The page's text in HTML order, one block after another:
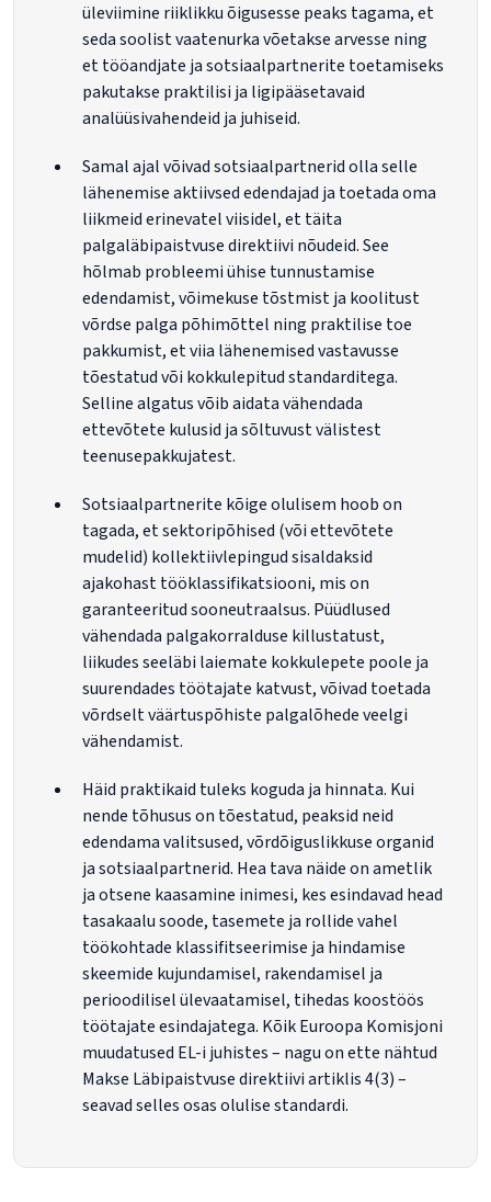
üleviimine riiklikku õigusesse peaks tagama, et
seda soolist vaatenurka võetakse arvesse ning
et tööandjate ja sotsiaalpartnerite toetamiseks
pakutakse praktilisi ja ligipääsetavaid
analüüsivahendeid ja juhiseid.
Samal ajal võivad sotsiaalpartnerid olla selle
lähenemise aktiivsed edendajad ja toetada oma
liikmeid erinevatel viisidel, et täita
palgaläbipaistvuse direktiivi nõudeid. See
hõlmab probleemi ühise tunnustamise
edendamist, võimekuse tõstmist ja koolitust
võrdse palga põhimõttel ning praktilise toe
pakkumist, et viia lähenemised vastavusse
tõestatud või kokkulepitud standarditega.
Selline algatus võib aidata vähendada
ettevõtete kulusid ja sõltuvust välistest
teenusepakkujatest.
Sotsiaalpartnerite kõige olulisem hoob on
tagada, et sektoripõhised (või ettevõtete
mudelid) kollektiivlepingud sisaldaksid
ajakohast tööklassifikatsiooni, mis on
garanteeritud sooneutraalsus. Püüdlused
vähendada palgakorralduse killustatust,
liikudes seeläbi laiemate kokkulepete poole ja
suurendades töötajate katvust, võivad toetada
võrdselt väärtuspõhiste palgalõhede veelgi
vähendamist.
Häid praktikaid tuleks koguda ja hinnata. Kui
nende tõhusus on tõestatud, peaksid neid
edendama valitsused, võrdõiguslikkuse organid
ja sotsiaalpartnerid. Hea tava näide on ametlik
ja otsene kaasamine inimesi, kes esindavad head
tasakaalu soode, tasemete ja rollide vahel
töökohtade klassifitseerimise ja hindamise
skeemide kujundamisel, rakendamisel ja
perioodilisel ülevaatamisel, tihedas koostöös
töötajate esindajatega. Kõik Euroopa Komisjoni
muudatused EL-i juhistes – nagu on ette nähtud
Makse Läbipaistvuse direktiivi artiklis 4(3) –
seavad selles osas olulise standardi.